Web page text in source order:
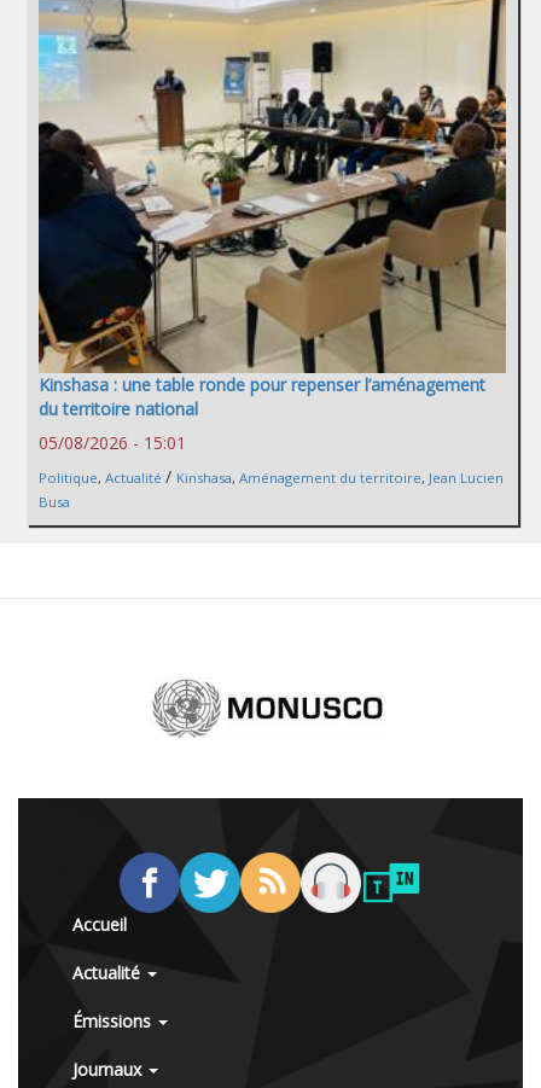
Kinshasa : une table ronde pour repenser l’aménagement
du territoire national
05/08/2026 - 15:01
Politique, Actualité / Kinshasa, Aménagement du territoire, Jean Lucien
Busa
Accueil
Actualité
Émissions
Journaux